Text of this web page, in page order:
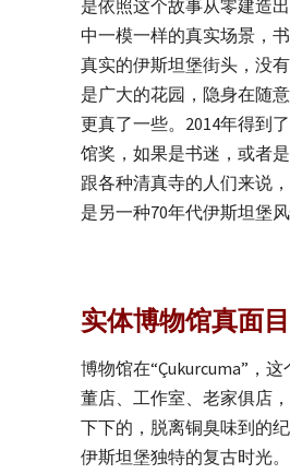
是依照这个故事从零建造
中一模一样的真实场景，
真实的伊斯坦堡街头，没
是广大的花园，隐身在随
更真了一些。2014年得到
馆奖，如果是书迷，或者
跟各种清真寺的人们来说
是另一种70年代伊斯坦堡风
实体博物馆真面目
博物馆在“Çukurcuma”，
董店、工作室、老家俱店
下下的，脱离铜臭味到的
伊斯坦堡独特的复古时光